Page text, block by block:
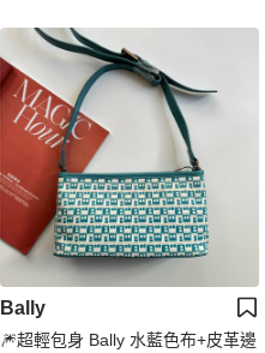
Bally
🎆超輕包身 Bally 水藍色布+皮革邊